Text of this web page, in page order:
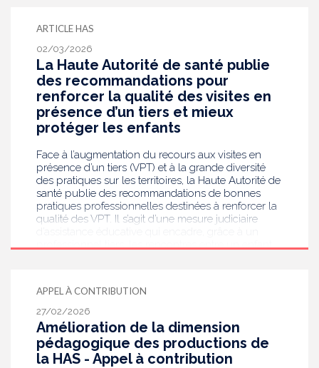
ARTICLE HAS
02/03/2026
La Haute Autorité de santé publie
des recommandations pour
renforcer la qualité des visites en
présence d’un tiers et mieux
protéger les enfants
Face à l’augmentation du recours aux visites en
présence d’un tiers (VPT) et à la grande diversité
des pratiques sur les territoires, la Haute Autorité de
santé publie des recommandations de bonnes
pratiques professionnelles destinées à renforcer la
qualité des VPT. Il s’agit d’une mesure judiciaire
professionnel tiers, les rencontres entre un enfant
APPEL À CONTRIBUTION
27/02/2026
Amélioration de la dimension
pédagogique des productions de
la HAS - Appel à contribution